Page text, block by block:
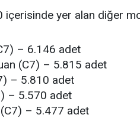
içerisinde yer alan diğer
– 6.146 adet
(C7) – 5.815 adet
– 5.810 adet
– 5.570 adet
– 5.477 adet